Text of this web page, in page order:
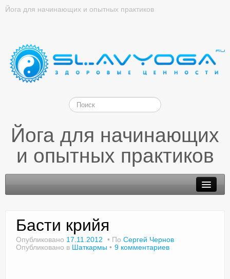
Йога для начинающих и опытных практиков
Йога для начинающих
и опытных практиков
Басти крийя
Опубликовано 17.11.2012 По Сергей Чернов
Опубликовано в Шаткармы 9 комментариев